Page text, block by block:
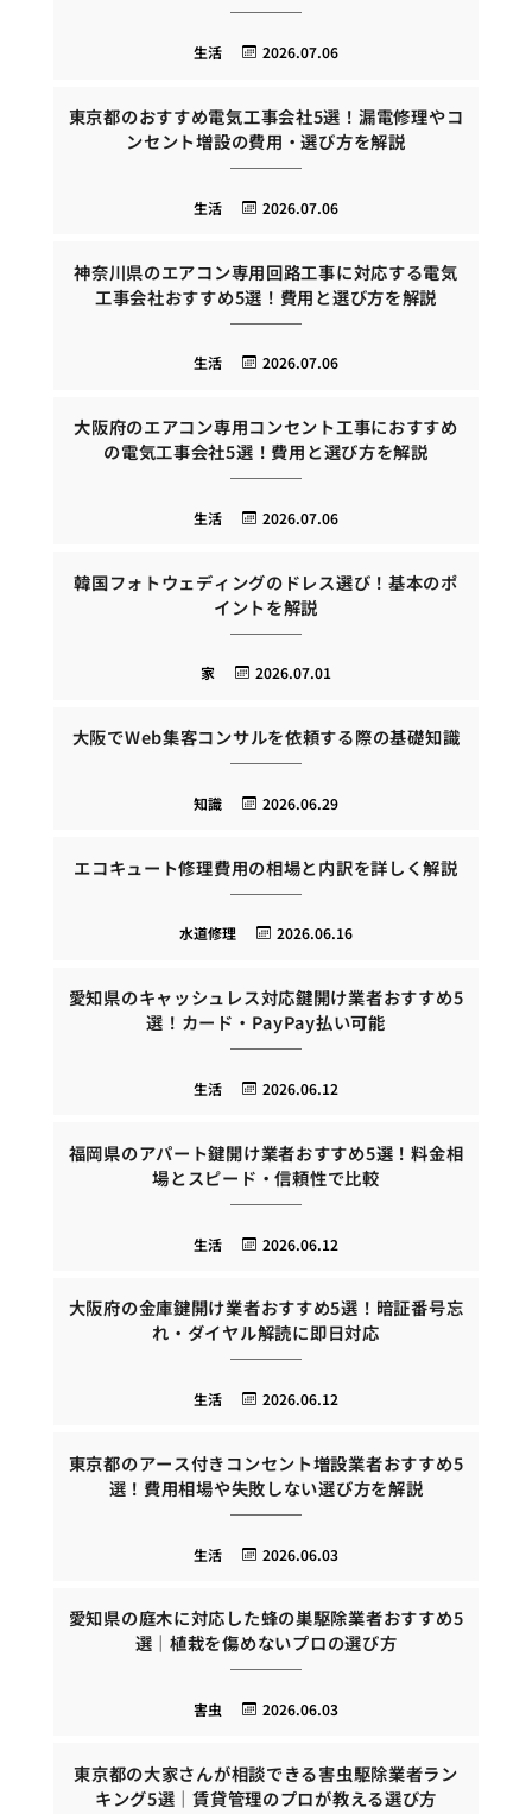
2026.07.06
生活
東京都のおすすめ電気工事会社5選！漏電修理やコ
ンセント増設の費用・選び方を解説
2026.07.06
生活
神奈川県のエアコン専用回路工事に対応する電気
工事会社おすすめ5選！費用と選び方を解説
2026.07.06
生活
大阪府のエアコン専用コンセント工事におすすめ
の電気工事会社5選！費用と選び方を解説
2026.07.06
生活
韓国フォトウェディングのドレス選び！基本のポ
イントを解説
2026.07.01
家
大阪でWeb集客コンサルを依頼する際の基礎知識
2026.06.29
知識
エコキュート修理費用の相場と内訳を詳しく解説
2026.06.16
水道修理
愛知県のキャッシュレス対応鍵開け業者おすすめ5
選！カード・PayPay払い可能
2026.06.12
生活
福岡県のアパート鍵開け業者おすすめ5選！料金相
場とスピード・信頼性で比較
2026.06.12
生活
大阪府の金庫鍵開け業者おすすめ5選！暗証番号忘
れ・ダイヤル解読に即日対応
2026.06.12
生活
東京都のアース付きコンセント増設業者おすすめ5
選！費用相場や失敗しない選び方を解説
2026.06.03
生活
愛知県の庭木に対応した蜂の巣駆除業者おすすめ5
選｜植栽を傷めないプロの選び方
2026.06.03
害虫
東京都の大家さんが相談できる害虫駆除業者ラン
キング5選｜賃貸管理のプロが教える選び方